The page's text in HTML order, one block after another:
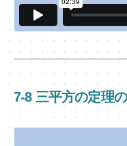
7-8 三平方の定理